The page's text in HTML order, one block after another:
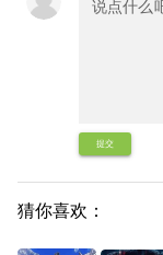
提交
猜你喜欢：